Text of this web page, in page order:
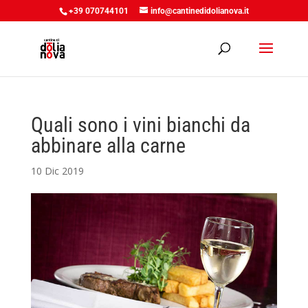
+39 070744101 info@cantinedidolianova.it
Quali sono i vini bianchi da
abbinare alla carne
10 Dic 2019